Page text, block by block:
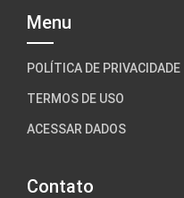
Menu
POLÍTICA DE PRIVACIDADE
TERMOS DE USO
ACESSAR DADOS
Contato